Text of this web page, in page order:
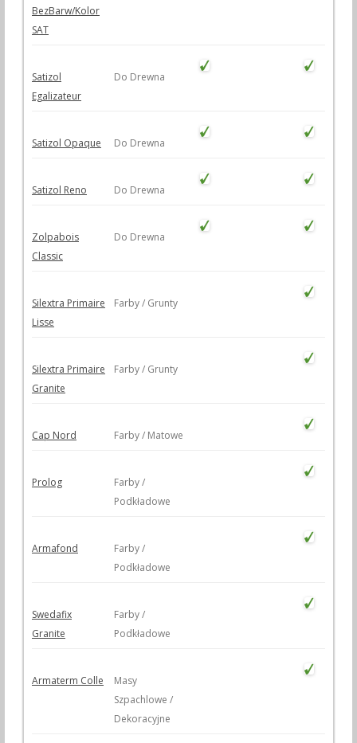
BezBarw/Kolor
SAT
Satizol
Egalizateur
Do Drewna
Satizol Opaque Do Drewna
Satizol Reno Do Drewna
Zolpabois
Classic
Do Drewna
Silextra Primaire
Lisse
Farby / Grunty
Silextra Primaire
Granite
Farby / Grunty
Cap Nord Farby / Matowe
Prolog
Farby /
Podkładowe
Armafond
Farby /
Podkładowe
Swedafix
Granite
Farby /
Podkładowe
Armaterm Colle
Masy
Szpachlowe /
Dekoracyjne